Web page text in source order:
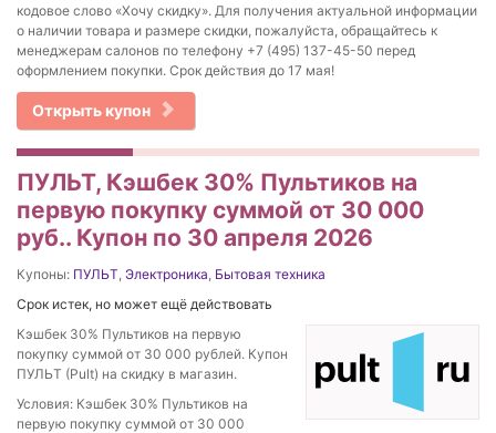
кодовое слово «Хочу скидку». Для получения актуальной информации
о наличии товара и размере скидки, пожалуйста, обращайтесь к
менеджерам салонов по телефону +7 (495) 137-45-50 перед
оформлением покупки. Срок действия до 17 мая!
Открыть купон
ПУЛЬТ, Кэшбек 30% Пультиков на
первую покупку суммой от 30 000
руб.. Купон по 30 апреля 2026
Купоны: ПУЛЬТ Электроника Бытовая техника
Срок истек, но может ещё действовать
Кэшбек 30% Пультиков на первую
покупку суммой от 30 000 рублей. Купон
ПУЛЬТ (Pult) на скидку в магазин.
Условия: Кэшбек 30% Пультиков на
первую покупку суммой от 30 000